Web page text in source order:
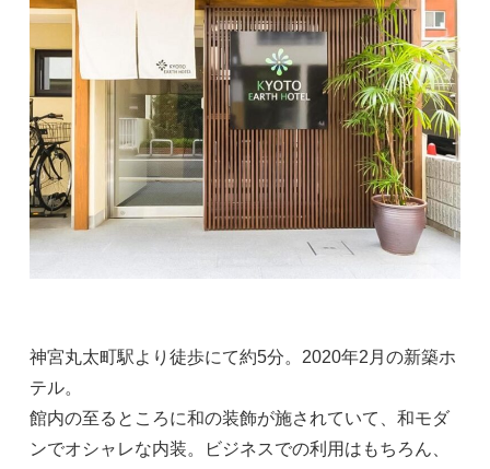
神宮丸太町駅より徒歩にて約5分。2020年2月の新築ホ
テル。
館内の至るところに和の装飾が施されていて、和モダ
ンでオシャレな内装。ビジネスでの利用はもちろん、